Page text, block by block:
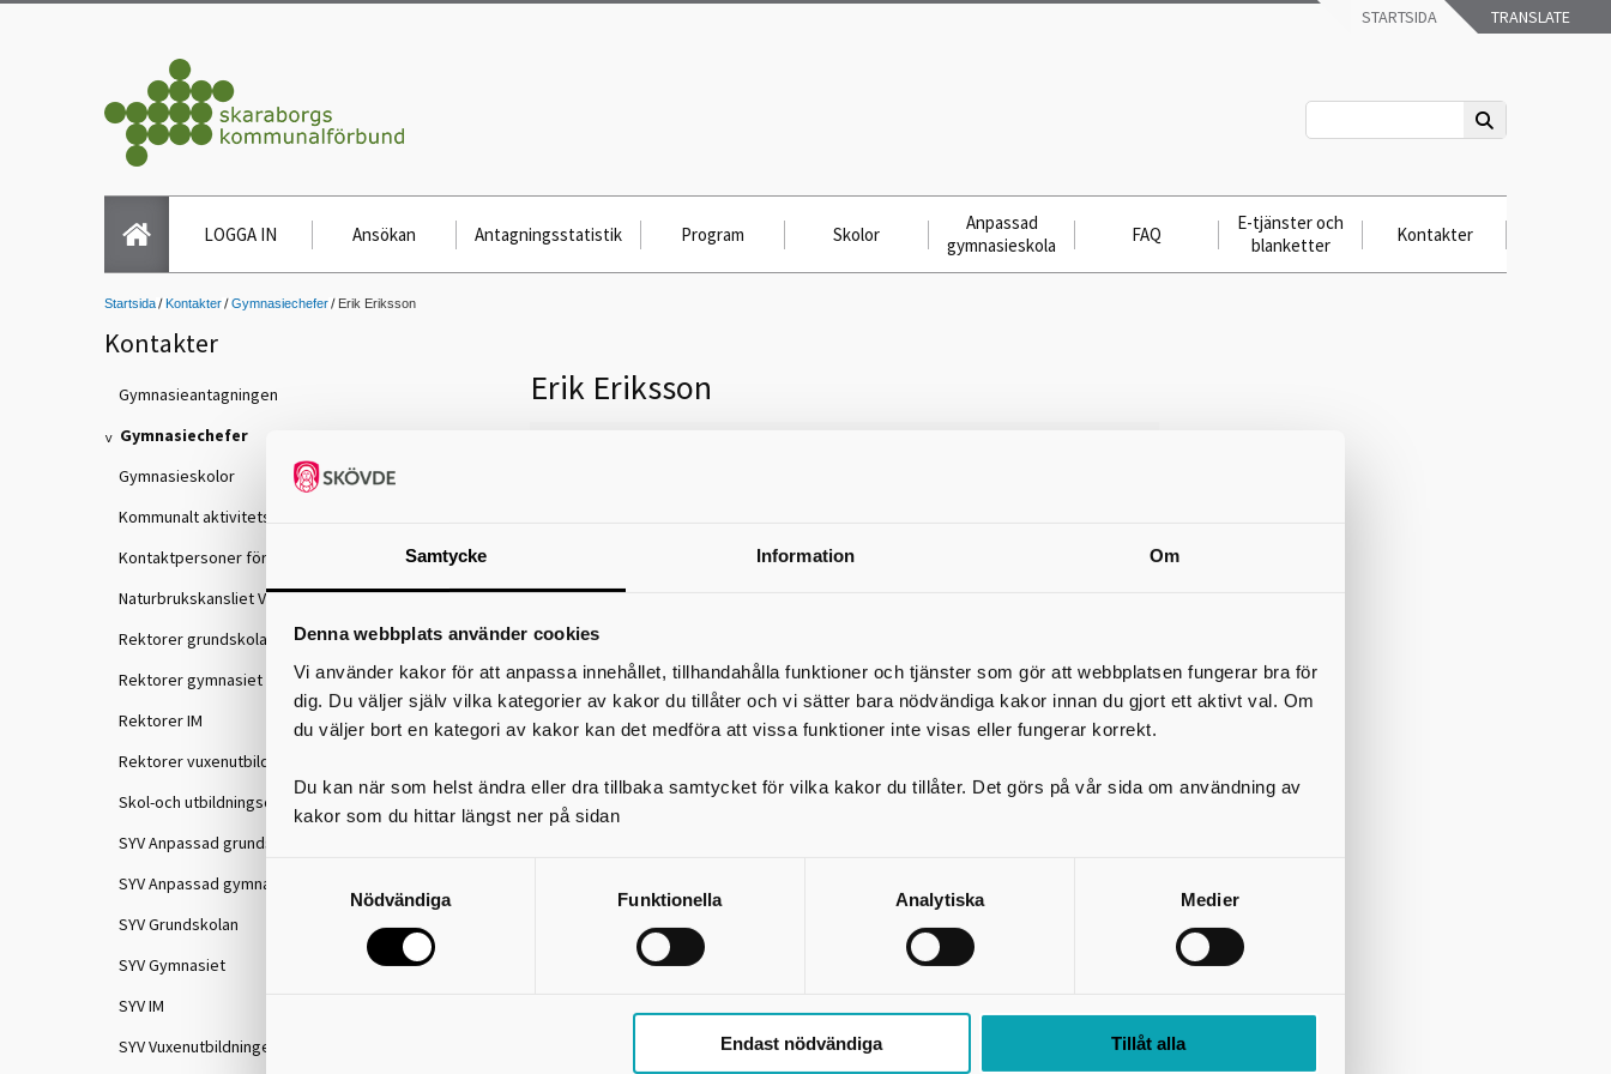
Samtycke Information Om
Denna webbplats använder cookies
Vi använder kakor för att anpassa innehållet, tillhandahålla funktioner och tjänster som gör att webbplatsen fungerar bra för
dig. Du väljer själv vilka kategorier av kakor du tillåter och vi sätter bara nödvändiga kakor innan du gjort ett aktivt val. Om
du väljer bort en kategori av kakor kan det medföra att vissa funktioner inte visas eller fungerar korrekt.
Du kan när som helst ändra eller dra tillbaka samtycket för vilka kakor du tillåter. Det görs på vår sida om användning av
kakor som du hittar längst ner på sidan
Nödvändiga Funktionella Analytiska Medier
Endast nödvändiga Tillåt alla
STARTSIDA TRANSLATE
LOGGA IN Ansökan Antagningsstatistik Program Skolor
Anpassad
gymnasieskola
FAQ
E-tjänster och
blanketter
Kontakter
Startsida Kontakter Gymnasiechefer Erik Eriksson
Kontakter
Gymnasieantagningen
Gymnasiechefer
Gymnasieskolor
Kommunalt aktivitetsansvar (KAA)
Kontaktpersoner för IKE
Naturbrukskansliet VGR
Rektorer grundskolan
Rektorer gymnasiet
Rektorer IM
Rektorer vuxenutbildningen
Skol-och utbildningschefer
SYV Anpassad grundskola
SYV Anpassad gymnasieskola
SYV Grundskolan
SYV Gymnasiet
SYV IM
SYV Vuxenutbildningen
Erik Eriksson
Telefon
*Ämne
*Meddelande